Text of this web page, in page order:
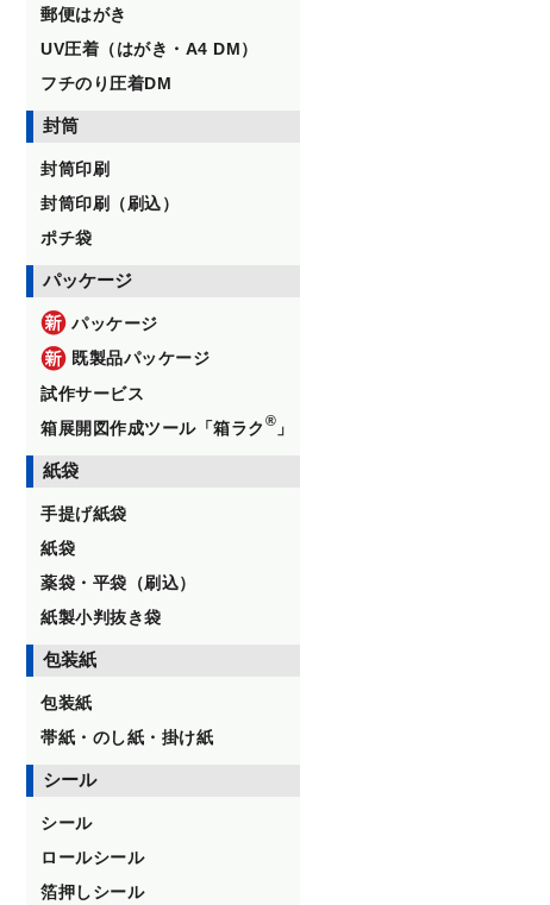
郵便はがき
UV圧着（はがき・A4 DM）
フチのり圧着DM
封筒
封筒印刷
封筒印刷（刷込）
ポチ袋
パッケージ
パッケージ
既製品パッケージ
試作サービス
箱展開図作成ツール「箱ラク ® 」
紙袋
手提げ紙袋
紙袋
薬袋・平袋（刷込）
紙製小判抜き袋
包装紙
包装紙
帯紙・のし紙・掛け紙
シール
シール
ロールシール
箔押しシール